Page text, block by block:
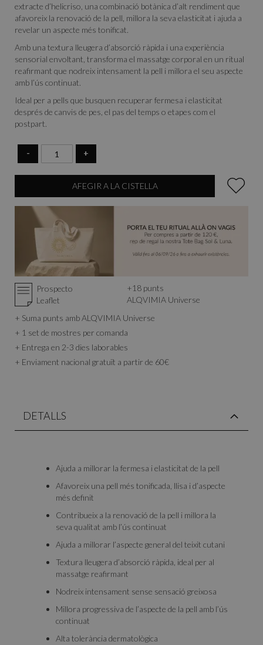
extracte d’helicriso, una combinació botànica d’alt rendiment que
afavoreix la renovació de la pell, millora la seva elasticitat i ajuda a
revelar un aspecte més tonificat.
Amb una textura lleugera d’absorció ràpida i una experiència
sensorial envoltant, transforma el massatge corporal en un ritual
reafirmant que nodreix intensament la pell i millora el seu aspecte
amb l’ús continuat.
Ideal per a pells que busquen recuperar fermesa i elasticitat
després de canvis de pes, el pas del temps o etapes com el
postpart.
- +
AFEGIR A LA CISTELLA
Prospecto
Leaflet
+18 punts
ALQVIMIA Universe
+ Suma punts amb ALQVIMIA Universe
+ 1 set de mostres per comanda
+ Entrega en 2-3 dies laborables
+ Enviament nacional gratuït a partir de 60€
DETALLS
Ajuda a millorar la fermesa i elasticitat de la pell
Afavoreix una pell més tonificada, llisa i d’aspecte
més definit
Contribueix a la renovació de la pell i millora la
seva qualitat amb l’ús continuat
Ajuda a millorar l’aspecte general del teixit cutani
Textura lleugera d’absorció ràpida, ideal per al
massatge reafirmant
Nodreix intensament sense sensació greixosa
Millora progressiva de l’aspecte de la pell amb l’ús
continuat
Alta tolerància dermatològica